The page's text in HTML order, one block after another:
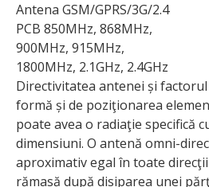
Antena GSM/GPRS/3G/2.4
PCB 850MHz, 868MHz,
900MHz, 915MHz,
1800MHz, 2.1GHz, 2.4GHz
Directivitatea antenei și
formă și de poziţionarea
poate avea o radiaţie specifică
dimensiuni. O antenă omni-
aproximativ egal în toate
rămasă după disiparea unei